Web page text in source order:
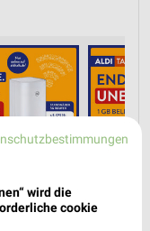
wird die
cookie